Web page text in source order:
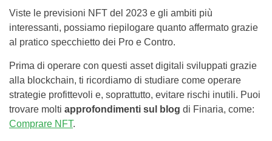
Viste le previsioni NFT del 2023 e gli ambiti più
interessanti, possiamo riepilogare quanto affermato grazie
al pratico specchietto dei Pro e Contro.
Prima di operare con questi asset digitali sviluppati grazie
alla blockchain, ti ricordiamo di studiare come operare
strategie profittevoli e, soprattutto, evitare rischi inutili. Puoi
trovare molti approfondimenti sul blog di Finaria, come:
Comprare NFT.